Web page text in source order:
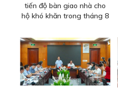
tiến độ bàn giao nhà cho
hộ khó khăn trong tháng 8